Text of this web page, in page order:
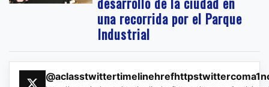
una recorrida por el Parque
Industrial